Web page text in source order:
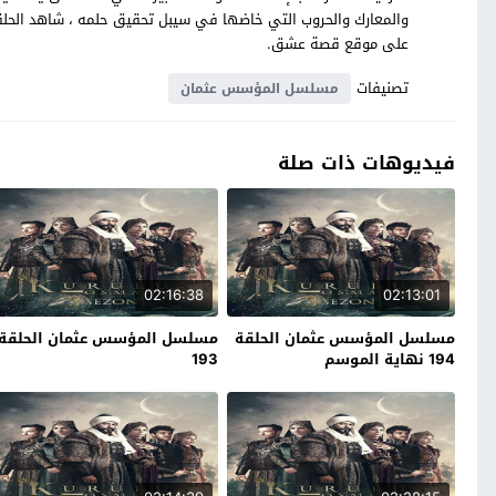
على موقع قصة عشق.
تصنيفات
مسلسل المؤسس عثمان
فيديوهات ذات صلة
02:13:01
مسلسل المؤسس عثمان الحلقة
194 نهاية الموسم
02:16:38
مسلسل المؤسس عثمان
193